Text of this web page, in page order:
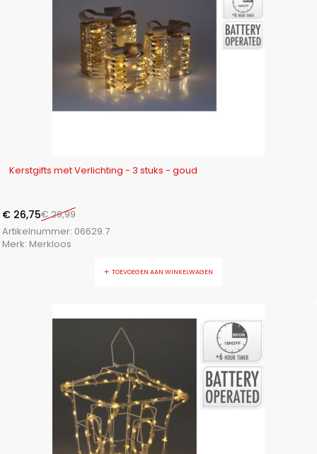
Kerstgifts met Verlichting - 3 stuks - goud
€29,99
€ 26,75
Artikelnummer: 06629.7
Merk: Merkloos
TOEVOEGEN AAN WINKELWAGEN